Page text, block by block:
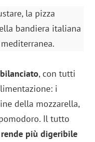
la pizza
bandiera italiana
, con tutti
i
della mozzarella,
Il tutto
più digeribile